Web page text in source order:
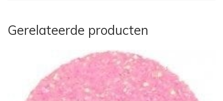
Gerelateerde producten